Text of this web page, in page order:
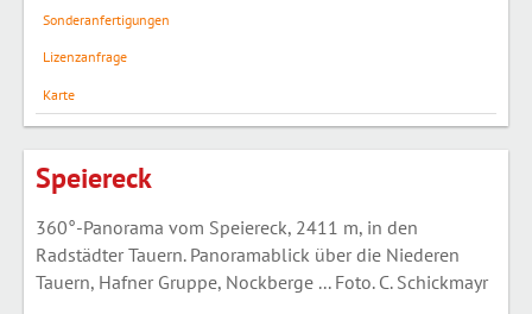
Sonderanfertigungen
Lizenzanfrage
Karte
Speiereck
360°-Panorama vom Speiereck, 2411 m, in den
Radstädter Tauern. Panoramablick über die Niederen
Tauern, Hafner Gruppe, Nockberge ... Foto. C. Schickmayr